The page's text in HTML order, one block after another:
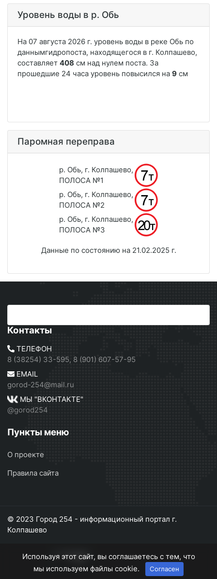
Уровень воды в р. Обь
Паромная переправа
р. Обь, г. Колпашево,
ПОЛОСА №1
р. Обь, г. Колпашево,
ПОЛОСА №2
р. Обь, г. Колпашево,
ПОЛОСА №3
Данные по состоянию на 21.02.2025 г.
Контакты
ТЕЛЕФОН
8 (38254) 33-595, 8 (901) 607-57-95
EMAIL
gorod-254@mail.ru
МЫ "ВКОНТАКТЕ"
@gorod254
Пункты меню
О проекте
Правила сайта
© 2023 Город 254 - информационный портал г.
Колпашево
Используя этот сайт, вы соглашаетесь с тем, что
мы используем файлы cookie.
Согласен